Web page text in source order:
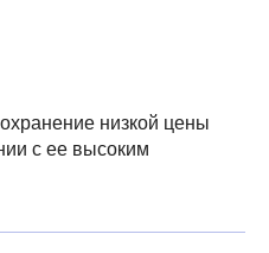
низкой цены
с ее высоким